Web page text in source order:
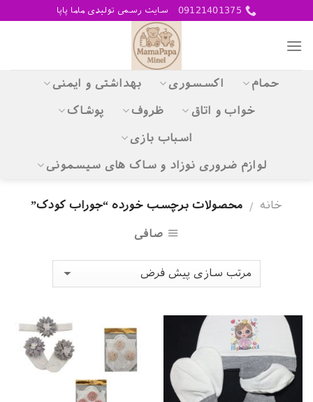
content
09121401375 سایت رسمی تولیدی ماما پاپا
حمام اکسسوری بهداشتی و ایمنی
خواب و اتاق ظروف پوشاک
اسباب بازی
لوازم ضروری نوزاد و ساک های سیسمونی
خانه / محصولات برچسب خورده “جوراب کودک”
صافی